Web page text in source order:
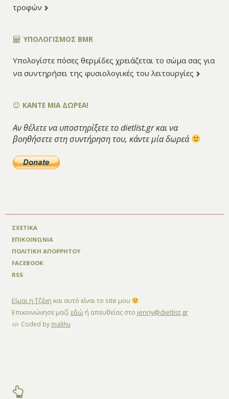
τροφών
ΥΠΟΛΟΓΙΣΜΌΣ BMR
Υπολογίστε πόσες θερμίδες χρειάζεται το σώμα σας για
να συντηρήσει της φυσιολογικές του λειτουργίες
ΚΑΝΤΕ ΜΙΑ ΔΩΡΕΑ!
Αν θέλετε να υποστηρίξετε το dietlist.gr και να
βοηθήσετε στη συντήρηση του, κάντε μία δωρεά
ΣΧΕΤΙΚΑ
ΕΠΙΚΟΙΝΩΝΙΑ
ΠΟΛΙΤΙΚΗ ΑΠΟΡΡΗΤΟΥ
FACEBOOK
RSS
Είμαι η Τζένη και αυτό είναι το site μου
Επικοινώνησε μαζί εδώ ή απευθείας στο jenny@dietlist.gr
Coded by malihu